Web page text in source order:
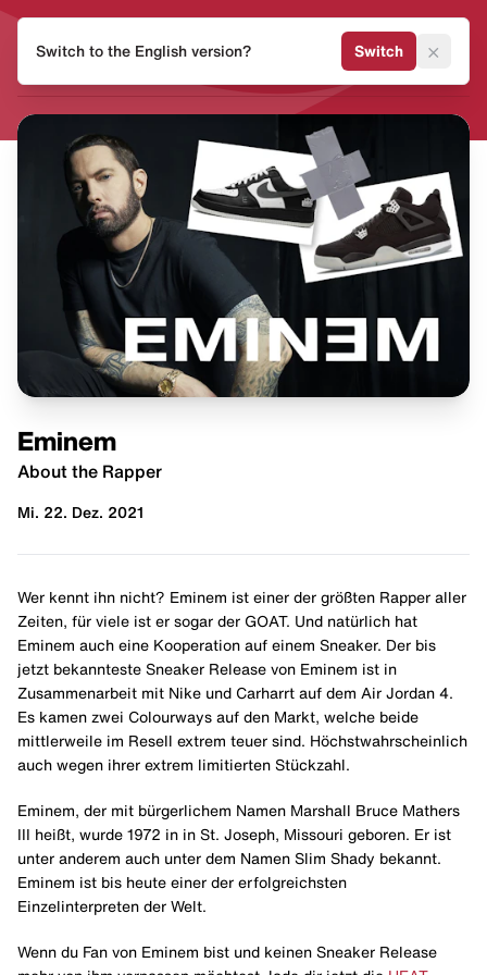
MVMNT
Eminem
About the Rapper
Mi. 22. Dez. 2021
Wer kennt ihn nicht? Eminem ist einer der größten Rapper aller
Zeiten, für viele ist er sogar der GOAT. Und natürlich hat
Eminem auch eine Kooperation auf einem Sneaker. Der bis
jetzt bekannteste Sneaker Release von Eminem ist in
Zusammenarbeit mit Nike und Carharrt auf dem Air Jordan 4.
Es kamen zwei Colourways auf den Markt, welche beide
mittlerweile im Resell extrem teuer sind. Höchstwahrscheinlich
auch wegen ihrer extrem limitierten Stückzahl.
Eminem, der mit bürgerlichem Namen Marshall Bruce Mathers
III heißt, wurde 1972 in in St. Joseph, Missouri geboren. Er ist
unter anderem auch unter dem Namen Slim Shady bekannt.
Eminem ist bis heute einer der erfolgreichsten
Einzelinterpreten der Welt.
Wenn du Fan von Eminem bist und keinen Sneaker Release
Switch to the English version? Switch ×